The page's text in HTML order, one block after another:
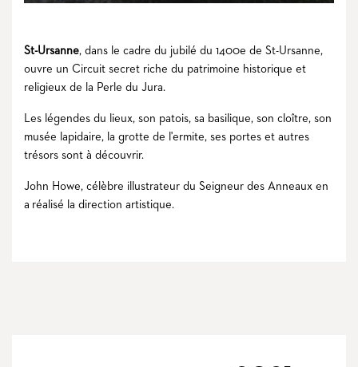
St-Ursanne, dans le cadre du jubilé du 1400e de St-Ursanne,
ouvre un Circuit secret riche du patrimoine historique et
religieux de la Perle du Jura.
Les légendes du lieux, son patois, sa basilique, son cloître, son
musée lapidaire, la grotte de l'ermite, ses portes et autres
trésors sont à découvrir.
John Howe, célèbre illustrateur du Seigneur des Anneaux en
a réalisé la direction artistique.